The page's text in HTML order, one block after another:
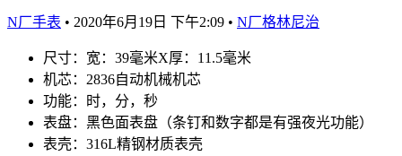
N厂手表 • 2020年6月19日 下午2:09 • N厂格林尼治
尺寸：宽：39毫米X厚：11.5毫米
机芯：2836自动机械机芯
功能：时，分，秒
表盘：黑色面表盘（条钉和数字都是有强夜光功能）
表壳：316L精钢材质表壳